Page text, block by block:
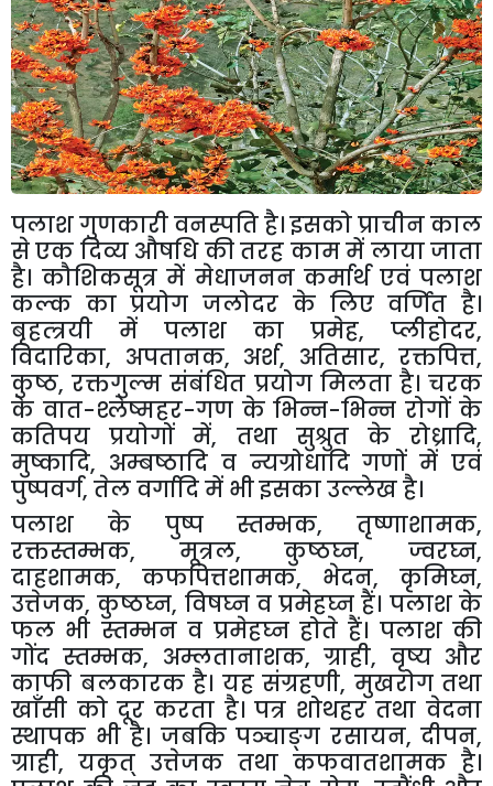
पलाश गुणकारी वनस्पति है। इसको प्राचीन काल
से एक दिव्य औषधि की तरह काम में लाया जाता
है। कौशिकसूत्र में मेधाजनन कर्मार्थ एवं पलाश
कल्क का प्रयोग जलोदर के लिए वर्णित है।
बृहत्त्रयी में पलाश का प्रमेह, प्लीहोदर,
विदारिका, अपतानक, अर्श, अतिसार, रक्तपित्त,
कुष्ठ,रक्तगुल्म संबंधित प्रयोग मिलता है। चरक
के वात-श्लेष्महर-गण के भिन्न-भिन्न रोगों के
कतिपय प्रयोगों में, तथा सुश्रुत के रोध्रादि,
मुष्कादि, अम्बष्ठादि व न्यग्रोधादि गणों में एवं
पुष्पवर्ग, तेल वर्गादि में भी इसका उल्लेख है।
पलाश के पुष्प स्तम्भक, तृष्णाशामक,
रक्तस्तम्भक,मूत्रल,कुष्ठघ्न,ज्वरघ्न,
दाहशामक, कफपित्तशामक, भेदन, कृमिघ्न,
उत्तेजक,कुष्ठघ्न, विषघ्न व प्रमेहघ्न हैं। पलाश के
फल भी स्तम्भन व प्रमेहघ्न होते हैं। पलाश की
गोंद स्तम्भक, अम्लतानाशक,ग्राही, वृष्य और
काफी बलकारक है। यह संग्रहणी, मुखरोग तथा
खाँसी को दूर करता है। पत्र शोथहर तथा वेदना
स्थापक भी है। जबकि पञ्चाङ्ग रसायन, दीपन,
ग्राही, यकृत् उत्तेजक तथा कफवातशामक है।